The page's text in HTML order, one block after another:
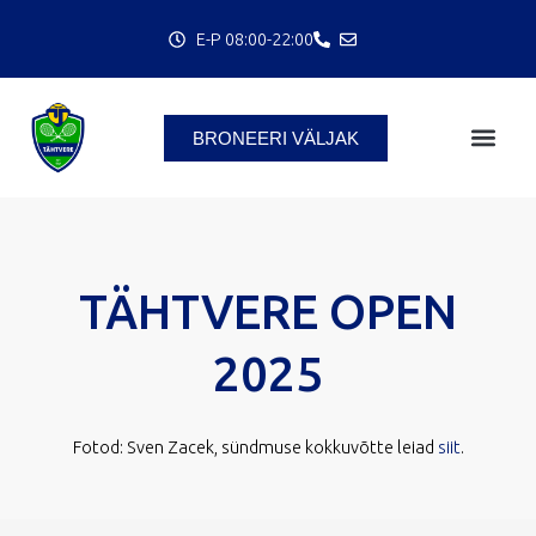
E-P 08:00-22:00
BRONEERI VÄLJAK
TÄHTVERE OPEN
2025
Fotod: Sven Zacek, sündmuse kokkuvõtte leiad siit.